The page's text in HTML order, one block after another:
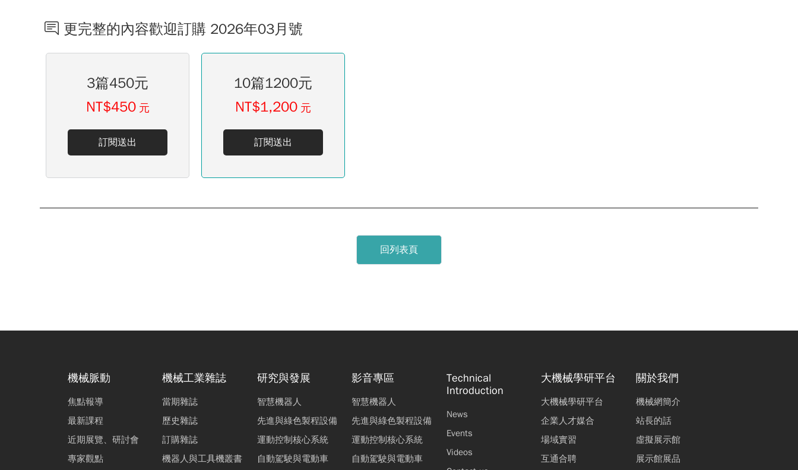
更完整的內容歡迎訂購 2026年03月號
3篇450元
NT$450 元
訂閱送出
10篇1200元
NT$1,200 元
訂閱送出
回列表頁
機械脈動
焦點報導
最新課程
近期展覽、研討會
專家觀點
機械工業雜誌
當期雜誌
歷史雜誌
訂購雜誌
機器人與工具機叢書
研究與發展
智慧機器人
先進與綠色製程設備
運動控制核心系統
自動駕駛與電動車
影音專區
智慧機器人
先進與綠色製程設備
運動控制核心系統
自動駕駛與電動車
Technical
Introduction
News
Events
Videos
大機械學研平台
大機械學研平台
企業人才媒合
場域實習
互通合聘
關於我們
機械網簡介
站長的話
虛擬展示館
展示館展品